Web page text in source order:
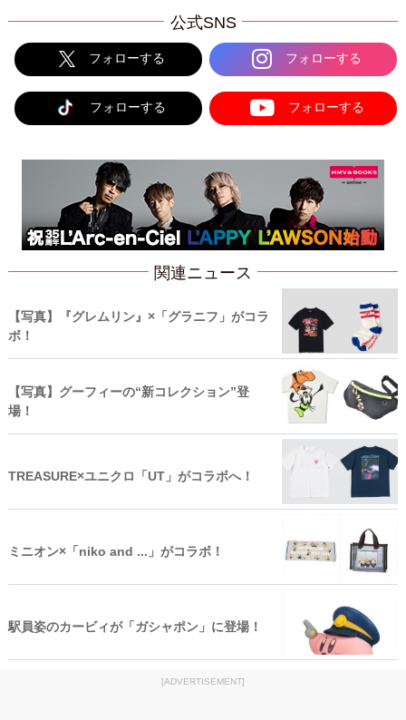
公式SNS
フォローする フォローする
フォローする フォローする
関連ニュース
【写真】『グレムリン』×「グラニフ」がコラ
ボ！
【写真】グーフィーの“新コレクション”登
場！
TREASURE×ユニクロ「UT」がコラボへ！
ミニオン×「niko and ...」がコラボ！
駅員姿のカービィが「ガシャポン」に登場！
[ADVERTISEMENT]